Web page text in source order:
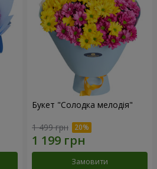
Букет "Солодка мелодія"
1 499 грн
Замовити